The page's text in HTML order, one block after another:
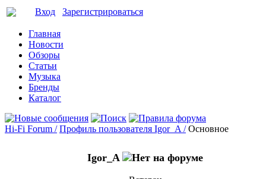
Вход Зарегистрироваться
Главная
Новости
Обзоры
Статьи
Музыка
Бренды
Каталог
Hi-Fi Forum / Профиль пользователя Igor_A / Основное
Igor_A